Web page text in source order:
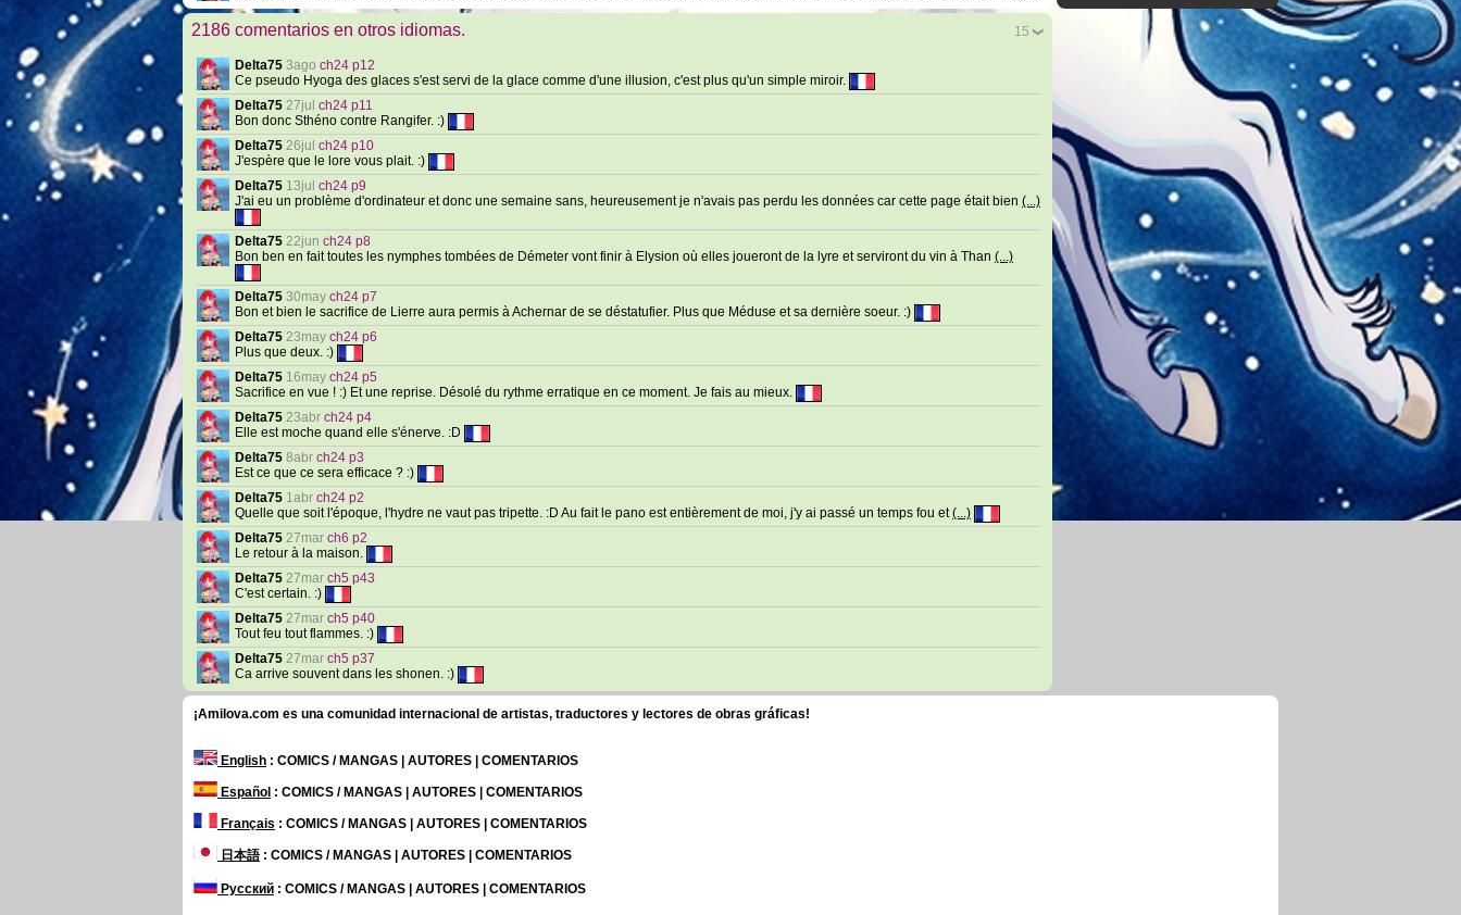
15
2186 comentarios en otros idiomas.
Delta75 3ago ch24 p12
Ce pseudo Hyoga des glaces s'est servi de la glace comme d'une illusion, c'est plus qu'un simple miroir.
Delta75 27jul ch24 p11
Bon donc Sthéno contre Rangifer. :)
Delta75 26jul ch24 p10
J'espère que le lore vous plait. :)
Delta75 13jul ch24 p9
J'ai eu un problème d'ordinateur et donc une semaine sans, heureusement je n'avais pas perdu les données car cette page était bien (...)
Delta75 22jun ch24 p8
Bon ben en fait toutes les nymphes tombées de Démeter vont finir à Elysion où elles joueront de la lyre et serviront du vin à Than (...)
Delta75 30may ch24 p7
Bon et bien le sacrifice de Lierre aura permis à Achernar de se déstatufier. Plus que Méduse et sa dernière soeur. :)
Delta75 23may ch24 p6
Plus que deux. :)
Delta75 16may ch24 p5
Sacrifice en vue ! :) Et une reprise. Désolé du rythme erratique en ce moment. Je fais au mieux.
Delta75 23abr ch24 p4
Elle est moche quand elle s'énerve. :D
Delta75 8abr ch24 p3
Est ce que ce sera efficace ? :)
Delta75 1abr ch24 p2
Quelle que soit l'époque, l'hydre ne vaut pas tripette. :D Au fait le pano est entièrement de moi, j'y ai passé un temps fou et(...)
Delta75 27mar ch6 p2
Le retour à la maison.
Delta75 27mar ch5 p43
C'est certain. :)
Delta75 27mar ch5 p40
Tout feu tout flammes. :)
Delta75 27mar ch5 p37
Ca arrive souvent dans les shonen. :)
¡Amilova.com es una comunidad internacional de artistas, traductores y lectores de obras gráficas!
English : COMICS / MANGAS | AUTORES | COMENTARIOS
Español : COMICS / MANGAS | AUTORES | COMENTARIOS
Français : COMICS / MANGAS | AUTORES | COMENTARIOS
日本語: COMICS / MANGAS | AUTORES | COMENTARIOS
Русский : COMICS / MANGAS | AUTORES | COMENTARIOS